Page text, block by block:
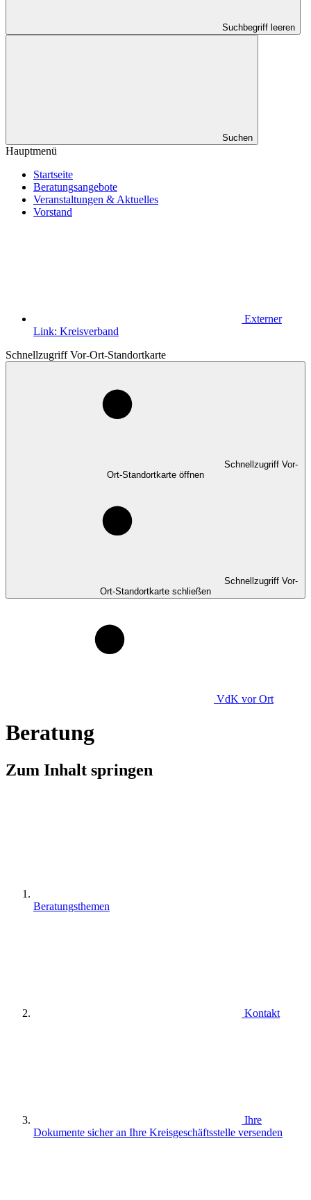
Suchbegriff leeren
Suchen
Hauptmenü
Startseite
Beratungsangebote
Veranstaltungen & Aktuelles
Vorstand
Externer
Link: Kreisverband
Schnellzugriff Vor-Ort-Standortkarte
Schnellzugriff Vor-
Ort-Standortkarte öffnen
Schnellzugriff Vor-
Ort-Standortkarte schließen
VdK vor Ort
Beratung
Zum Inhalt springen
Beratungsthemen
Kontakt
Ihre
Dokumente sicher an Ihre Kreisgeschäftsstelle versenden